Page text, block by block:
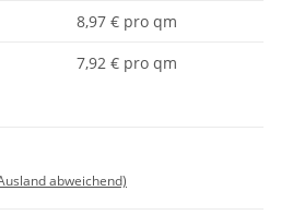
8,97 € pro qm
7,92 € pro qm
abweichend)